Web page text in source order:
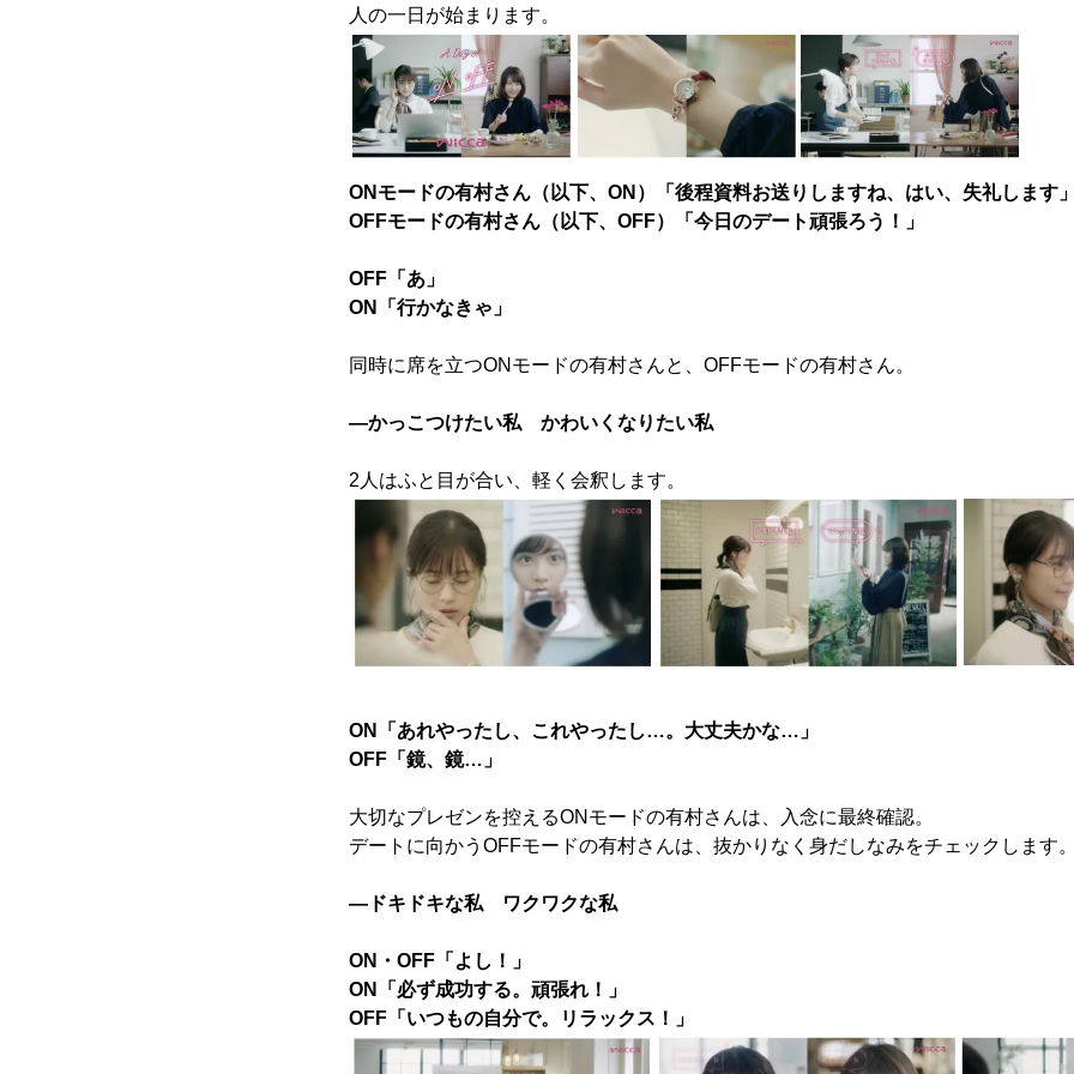
人の一日が始まります。
ONモードの有村さん（以下、ON）「後程資料お送りしますね、はい、失礼します
OFFモードの有村さん（以下、OFF）「今日のデート頑張ろう！」
OFF「あ」
ON「行かなきゃ」
同時に席を立つONモードの有村さんと、OFFモードの有村さん。
―かっこつけたい私 かわいくなりたい私
2人はふと目が合い、軽く会釈します。
ON「あれやったし、これやったし…。大丈夫かな…」
OFF「鏡、鏡…」
大切なプレゼンを控えるONモードの有村さんは、入念に最終確認。
デートに向かうOFFモードの有村さんは、抜かりなく身だしなみをチェックします
―ドキドキな私 ワクワクな私
ON・OFF「よし！」
ON「必ず成功する。頑張れ！」
OFF「いつもの自分で。リラックス！」